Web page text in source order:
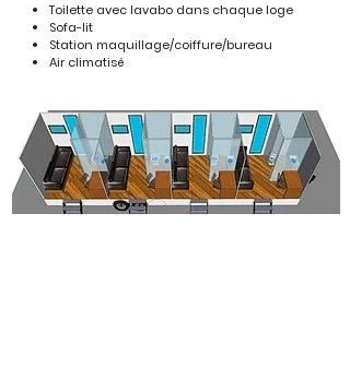
Toilette avec lavabo dans chaque loge
Sofa-lit
Station maquillage/coiffure/bureau
Air climatisé